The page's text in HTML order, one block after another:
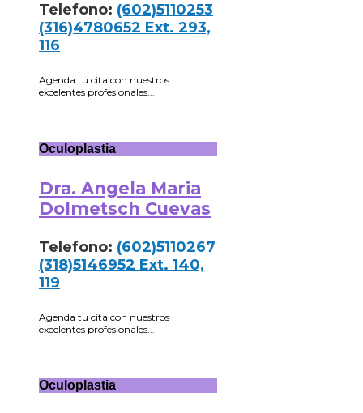
Telefono: (602)5110253
(316)4780652 Ext. 293,
116
Agenda tu cita con nuestros
excelentes profesionales...
Oculoplastia
Dra. Angela Maria
Dolmetsch Cuevas
Telefono: (602)5110267
(318)5146952 Ext. 140,
119
Agenda tu cita con nuestros
excelentes profesionales...
Oculoplastia